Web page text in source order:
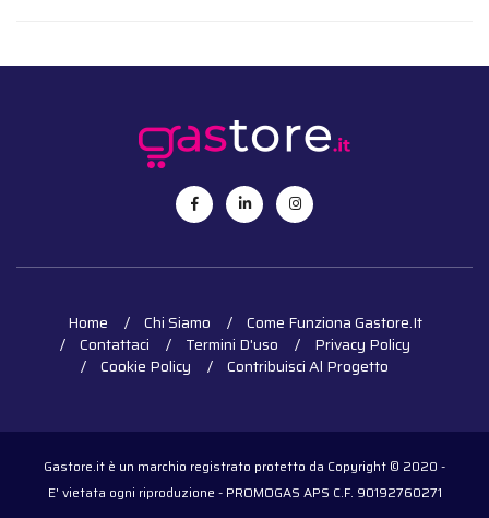
Home Chi Siamo
Come Funziona Gastore.it
Contattaci
Termini D'uso
Privacy Policy
Cookie Policy
Contribuisci Al Progetto
Gastore.it è un marchio registrato protetto da Copyright © 2020 -
E' vietata ogni riproduzione - PROMOGAS APS C.F. 90192760271